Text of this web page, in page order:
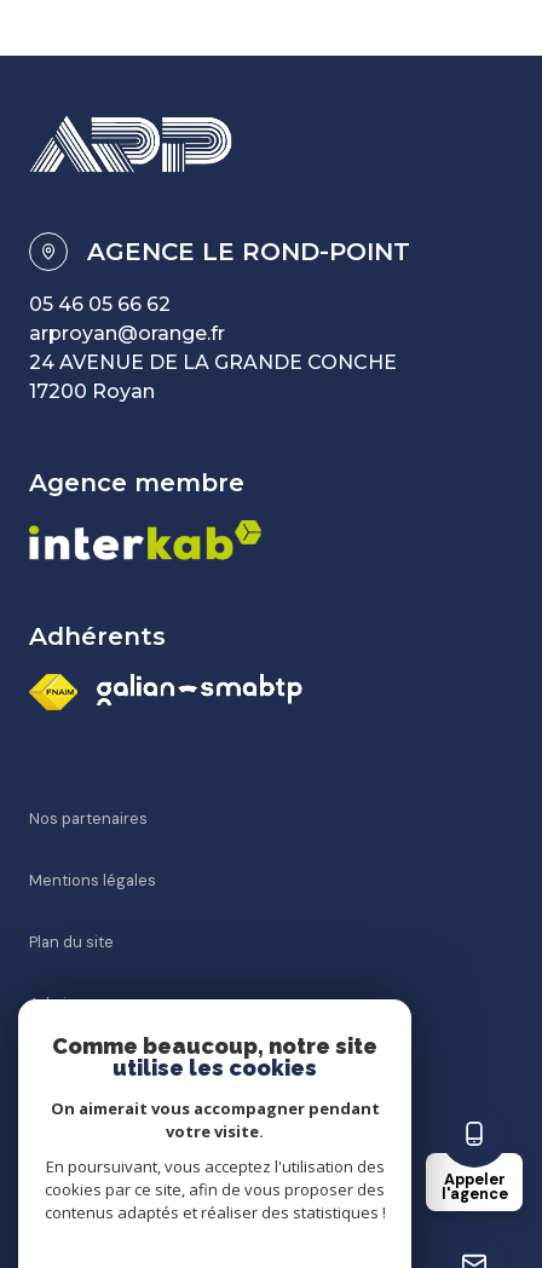
Appeler
l'agence
AGENCE LE ROND-POINT
05 46 05 66 62
arproyan@orange.fr
24 AVENUE DE LA GRANDE CONCHE
17200 Royan
agence membre
Adhérents
Nos partenaires
Mentions légales
Plan du site
Admin
Nos honoraires
Cookies
Comme beaucoup, notre site
utilise les cookies
On aimerait vous accompagner pendant
votre visite.
En poursuivant, vous acceptez l'utilisation des
cookies par ce site, afin de vous proposer des
contenus adaptés et réaliser des statistiques !